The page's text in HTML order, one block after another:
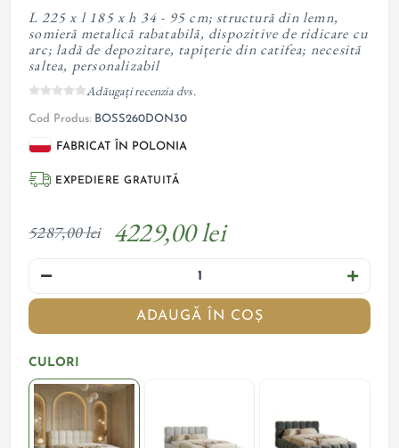
L 225 x l 185 x h 34 - 95 cm; structură din lemn,
somieră metalică rabatabilă, dispozitive de ridicare cu
arc; ladă de depozitare, tapițerie din catifea; necesită
saltea, personalizabil
Adăugați recenzia dvs.
Cod Produs: BOSS260DON30
FABRICAT ÎN POLONIA
EXPEDIERE GRATUITĂ
5287,00 lei 4229,00 lei
ADAUGĂ ÎN COȘ
CULORI